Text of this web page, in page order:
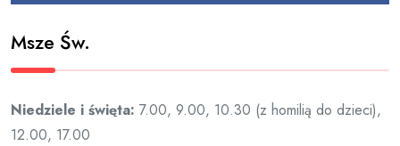
Msze Św.
Niedziele i święta: 7.00, 9.00, 10.30 (z homilią do dzieci),
12.00, 17.00